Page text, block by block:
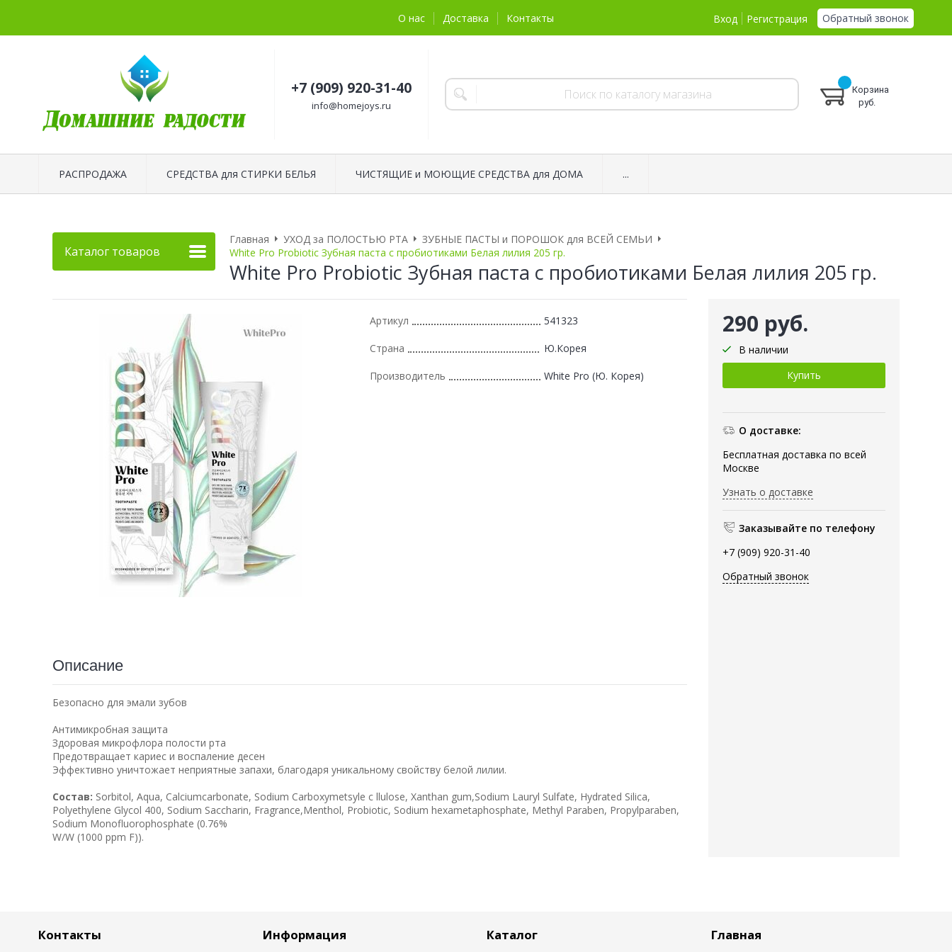
О нас Доставка Контакты Вход Регистрация Обратный звонок
+7 (909) 920-31-40
info@homejoys.ru
Корзина
руб.
РАСПРОДАЖА СРЕДСТВА для СТИРКИ БЕЛЬЯ ЧИСТЯЩИЕ и МОЮЩИЕ СРЕДСТВА для ДОМА ...
Каталог товаров
Главная УХОД за ПОЛОСТЬЮ РТА
ЗУБНЫЕ ПАСТЫ и ПОРОШОК для ВСЕЙ СЕМЬИ
White Pro Probiotic Зубная паста с пробиотиками Белая лилия 205 гр.
White Pro Probiotic Зубная паста с пробиотиками Белая лилия 205 гр.
290 руб.
В наличии
О доставке:
Бесплатная доставка по всей
Москве
Узнать о доставке
Заказывайте по телефону
+7 (909) 920-31-40
Обратный звонок
Артикул 541323
Страна Ю.Корея
Производитель White Pro (Ю. Корея)
Описание
Безопасно для эмали зубов
Антимикробная защита
Здоровая микрофлора полости рта
Предотвращает кариес и воспаление десен
Эффективно уничтожает неприятные запахи, благодаря уникальному свойству белой лилии.
Состав: Sorbitol, Aqua, Calciumcarbonate, Sodium Carboxymetsyle c llulose, Xanthan gum,Sodium Lauryl Sulfate, Hydrated Silica,
Polyethylene Glycol 400, Sodium Saccharin, Fragrance,Menthol, Probiotic, Sodium hexametaphosphate, Methyl Paraben, Propylparaben,
Sodium Monofluorophosphate (0.76%
W/W (1000 ppm F)).
Контакты Информация Каталог
Главная